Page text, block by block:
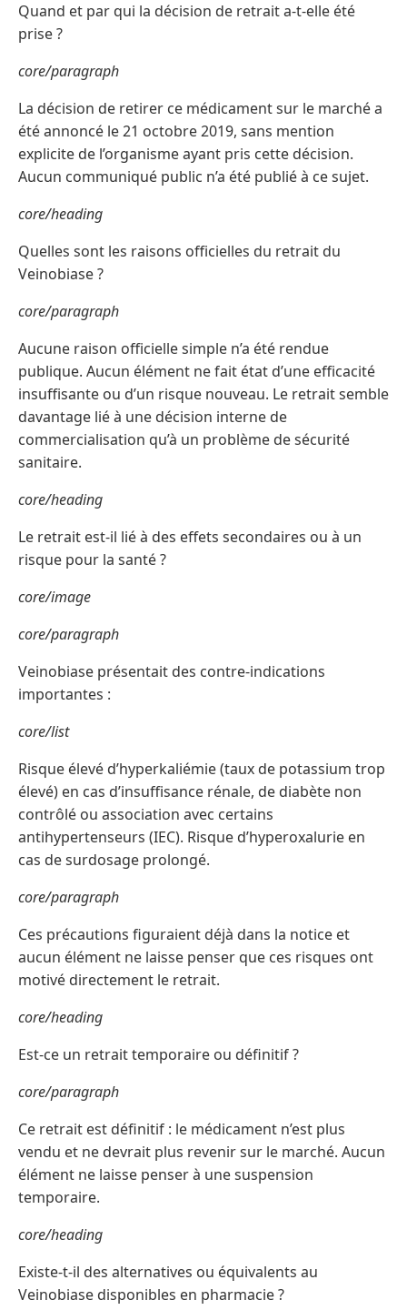
Quand et par qui la décision de retrait a-t-elle été
prise ?
core/paragraph
La décision de retirer ce médicament sur le marché a
été annoncé le 21 octobre 2019, sans mention
explicite de l’organisme ayant pris cette décision.
Aucun communiqué public n’a été publié à ce sujet.
core/heading
Quelles sont les raisons officielles du retrait du
Veinobiase ?
core/paragraph
Aucune raison officielle simple n’a été rendue
publique. Aucun élément ne fait état d’une efficacité
insuffisante ou d’un risque nouveau. Le retrait semble
davantage lié à une décision interne de
commercialisation qu’à un problème de sécurité
sanitaire.
core/heading
Le retrait est-il lié à des effets secondaires ou à un
risque pour la santé ?
core/image
core/paragraph
Veinobiase présentait des contre-indications
importantes :
core/list
Risque élevé d’hyperkaliémie (taux de potassium trop
élevé) en cas d’insuffisance rénale, de diabète non
contrôlé ou association avec certains
antihypertenseurs (IEC). Risque d’hyperoxalurie en
cas de surdosage prolongé.
core/paragraph
Ces précautions figuraient déjà dans la notice et
aucun élément ne laisse penser que ces risques ont
motivé directement le retrait.
core/heading
Est-ce un retrait temporaire ou définitif ?
core/paragraph
Ce retrait est définitif : le médicament n’est plus
vendu et ne devrait plus revenir sur le marché. Aucun
élément ne laisse penser à une suspension
temporaire.
core/heading
Existe-t-il des alternatives ou équivalents au
Veinobiase disponibles en pharmacie ?